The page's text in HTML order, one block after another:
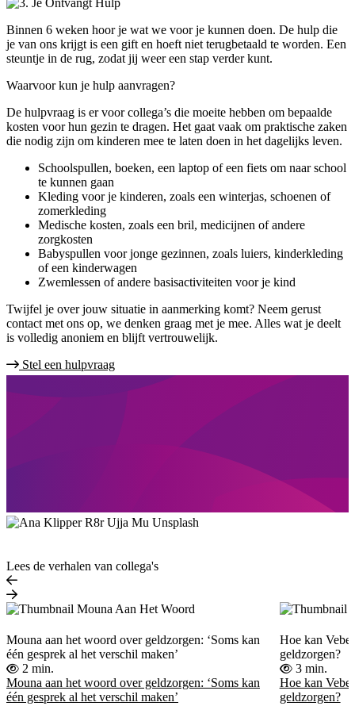
Binnen 6 weken hoor je wat we voor je kunnen doen. De hulp die
je van ons krijgt is een gift en hoeft niet terugbetaald te worden. Een
steuntje in de rug, zodat jij weer een stap verder kunt.
Waarvoor kun je hulp aanvragen?
De hulpvraag is er voor collega’s die moeite hebben om bepaalde
kosten voor hun gezin te dragen. Het gaat vaak om praktische zaken
die nodig zijn om kinderen mee te laten doen in het dagelijks leven.
Schoolspullen, boeken, een laptop of een fiets om naar school
te kunnen gaan
Kleding voor je kinderen, zoals een winterjas, schoenen of
zomerkleding
Medische kosten, zoals een bril, medicijnen of andere
zorgkosten
Babyspullen voor jonge gezinnen, zoals luiers, kinderkleding
of een kinderwagen
Zwemlessen of andere basisactiviteiten voor je kind
Twijfel je over jouw situatie in aanmerking komt? Neem gerust
contact met ons op, we denken graag met je mee. Alles wat je deelt
is volledig anoniem en blijft vertrouwelijk.
Stel een hulpvraag
Lees de verhalen van collega's
Mouna aan het woord over geldzorgen: ‘Soms kan
één gesprek al het verschil maken’
2 min.
Mouna aan het woord over geldzorgen: ‘Soms kan
één gesprek al het verschil maken’
Hoe kan
geldzorgen?
3 min.
Hoe kan
geldzorgen?